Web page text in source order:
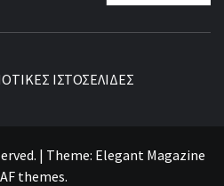
ΙΣΤΟΣΕΛΙΔΕΣ
| Theme: Elegant Magazine
AF themes.